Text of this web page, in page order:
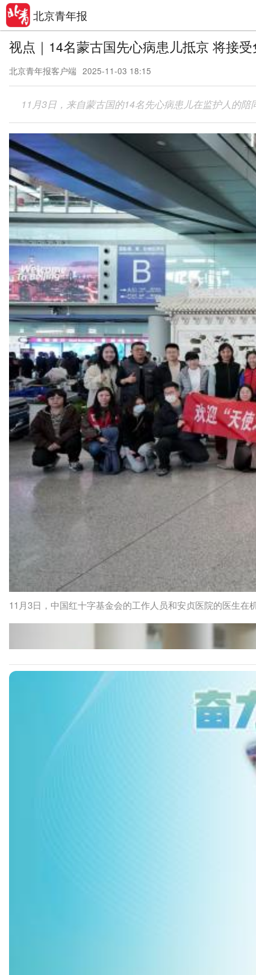
北京青年报
视点｜14名蒙古国先心病患儿抵京 将接
北京青年报客户端 2025-11-03 18:15
11月3日，来自蒙古国的14名先心病患儿在监护人的
11月3日，中国红十字基金会的工作人员和安贞医院的医生在